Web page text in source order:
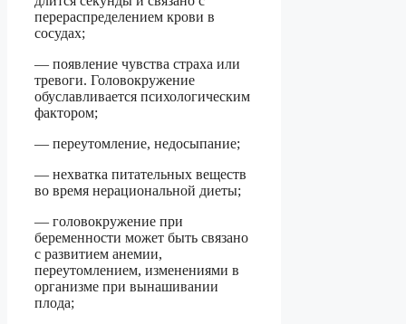
перераспределением крови в
сосудах;
— появление чувства страха или
тревоги. Головокружение
обуславливается психологическим
фактором;
— переутомление, недосыпание;
— нехватка питательных веществ
во время нерациональной диеты;
— головокружение при
беременности может быть связано
с развитием анемии,
переутомлением, изменениями в
организме при вынашивании
плода;